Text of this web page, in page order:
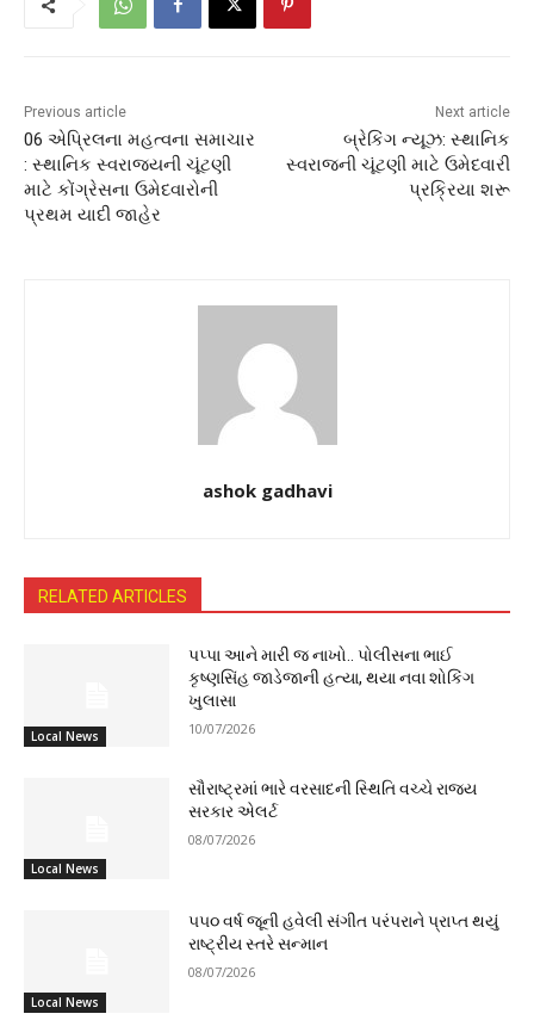
Previous article
06 એપ્રિલના મહત્વના સમાચાર
: સ્થાનિક સ્વરાજ્યની ચૂંટણી
માટે કોંગ્રેસના ઉમેદવારોની
પ્રથમ યાદી જાહેર
Next article
બ્રેકિંગ ન્યૂઝ: સ્થાનિક
સ્વરાજની ચૂંટણી માટે ઉમેદવારી
પ્રક્રિયા શરૂ
ashok gadhavi
RELATED ARTICLES
Local News
પપ્પા આને મારી જ નાખો.. પોલીસના ભાઈ
કૃષ્ણસિંહ જાડેજાની હત્યા, થયા નવા શોકિંગ
ખુલાસા
10/07/2026
Local News
સૌરાષ્ટ્રમાં ભારે વરસાદની સ્થિતિ વચ્ચે રાજ્ય
સરકાર એલર્ટ
08/07/2026
Local News
૫૫૦ વર્ષ જૂની હવેલી સંગીત પરંપરાને પ્રાપ્ત થયું
રાષ્ટ્રીય સ્તરે સન્માન
08/07/2026